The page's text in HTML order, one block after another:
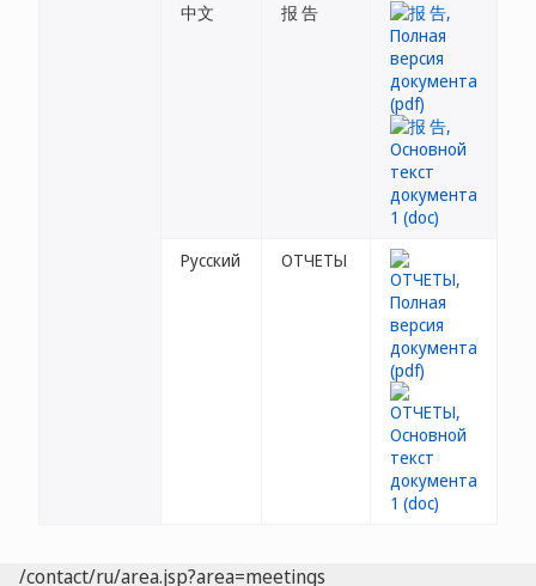
中文 报 告
Русский ОТЧЕТЫ
/contact/ru/area.jsp?area=meetings